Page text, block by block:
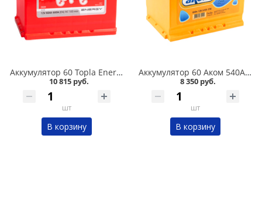
Аккумулятор 60 Topla Energy 600А в Омске
10 815 руб.
шт
В корзину
Аккумулятор 60 Аком 540А в Омске
8 350 руб.
шт
В корзину